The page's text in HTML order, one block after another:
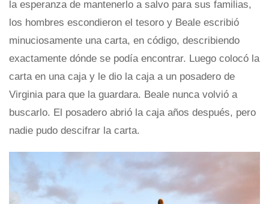
la esperanza de mantenerlo a salvo para sus familias,
los hombres escondieron el tesoro y Beale escribió
minuciosamente una carta, en código, describiendo
exactamente dónde se podía encontrar. Luego colocó la
carta en una caja y le dio la caja a un posadero de
Virginia para que la guardara. Beale nunca volvió a
buscarlo. El posadero abrió la caja años después, pero
nadie pudo descifrar la carta.